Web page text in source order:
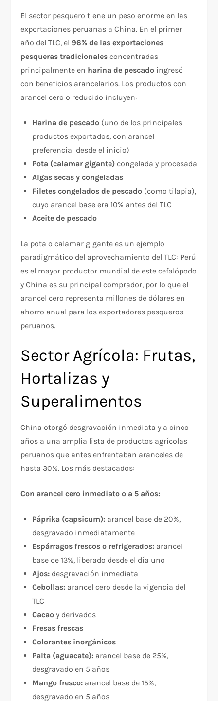
El sector pesquero tiene un peso enorme en las
exportaciones peruanas a China. En el primer
año del TLC, el 96% de las exportaciones
pesqueras tradicionales concentradas
principalmente en harina de pescado ingresó
con beneficios arancelarios. Los productos con
arancel cero o reducido incluyen:
Harina de pescado (uno de los principales
productos exportados, con arancel
preferencial desde el inicio)
Pota (calamar gigante) congelada y procesada
Algas secas y congeladas
Filetes congelados de pescado (como tilapia),
cuyo arancel base era 10% antes del TLC
Aceite de pescado
La pota o calamar gigante es un ejemplo
paradigmático del aprovechamiento del TLC: Perú
es el mayor productor mundial de este cefalópodo
y China es su principal comprador, por lo que el
arancel cero representa millones de dólares en
ahorro anual para los exportadores pesqueros
peruanos.
Sector Agrícola: Frutas,
Hortalizas y
Superalimentos
China otorgó desgravación inmediata y a cinco
años a una amplia lista de productos agrícolas
peruanos que antes enfrentaban aranceles de
hasta 30%. Los más destacados:
Con arancel cero inmediato o a 5 años:
Páprika (capsicum): arancel base de 20%,
desgravado inmediatamente
Espárragos frescos o refrigerados: arancel
base de 13%, liberado desde el día uno
Ajos: desgravación inmediata
Cebollas: arancel cero desde la vigencia del
TLC
Cacao y derivados
Fresas frescas
Colorantes inorgánicos
Palta (aguacate): arancel base de 25%,
desgravado en 5 años
Mango fresco: arancel base de 15%,
desgravado en 5 años